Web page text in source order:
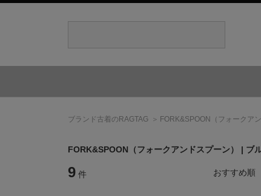
ブランド古着のRAGTAG FORK&SPOON （フォークア
FORK&SPOON （フォークアンドスプーン） | ブ
9 件 おすすめ順